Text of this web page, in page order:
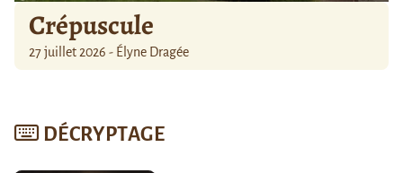
Crépuscule
27 juillet 2026 - Élyne Dragée
DÉCRYPTAGE